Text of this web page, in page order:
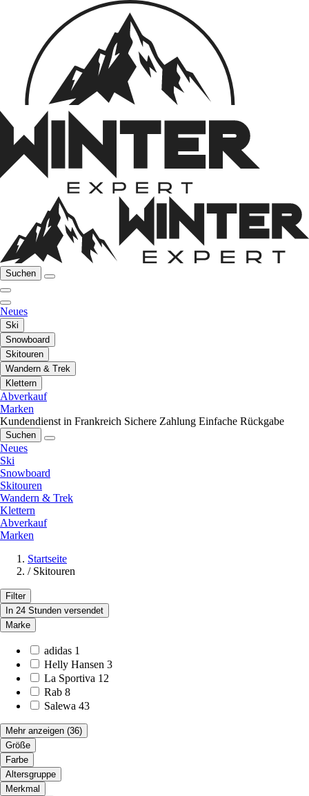
Suchen
Neues
Ski
Snowboard
Skitouren
Wandern & Trek
Klettern
Abverkauf
Marken
Kundendienst in Frankreich Sichere Zahlung Einfache Rückgabe
Suchen
Neues
Ski
Snowboard
Skitouren
Wandern & Trek
Klettern
Abverkauf
Marken
Startseite
/ Skitouren
Filter
In 24 Stunden versendet
Marke
adidas 1
Helly Hansen 3
La Sportiva 12
Rab 8
Salewa 43
Mehr anzeigen (36)
Größe
Farbe
Altersgruppe
Merkmal